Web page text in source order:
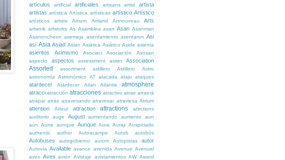
artículos artificial artificiales artisans artist
artista
artistas artística Artística artísticas artístico Artístico
artísticos artists Artium Artland Artnouveau Arts
artwork artworks As Asamblea asan Asan Asanman
Asanoncheon asemeja asentamiento asentaron Asi
así Asia Asiad Asian Asiática Asiático Aside asienta
asientos Asimismo Asociaci Asociación
Asosan
aspecto
aspectos assessment asset Association
Assorted assortment astillero Astillero
Astro
astronomía
Astronómico AT atacada atajo ataques
atardecer Atardecer Atlan Atlantis atmosphere
atracci atracción atracciones atractivo atrae atraerá
atrapar atrás atravesando atravesar atraviesa Atrium
attention Atteul attraction attractions
attrctions
auditorio
auge August aumentando aumento
aun
aún
Aune aunque Aunque Aura Auraji Auspiciado
authentic
author Autoacampe Autob autobús
Autobuses autogobierno autom Autopistas autor
Autovía Available avance avenida Avenue Avenuel
aves Aves avión Avistaje avistamientos AW Award